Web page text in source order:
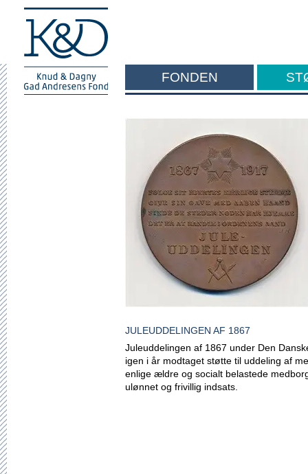
FONDEN
JULEUDDELINGEN AF 1867
Juleuddelingen af 1867 under Den
igen i år modtaget støtte til uddeling af
enlige ældre og socialt belastede
ulønnet og frivillig indsats.